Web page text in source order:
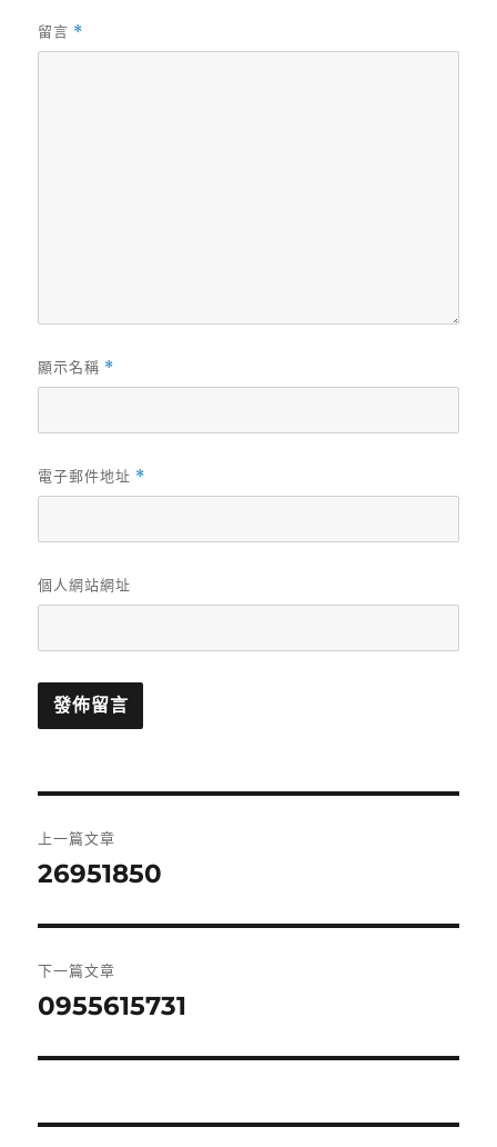
留言 *
顯示名稱 *
電子郵件地址 *
個人網站網址
章
覽
上一篇文章
上
篇
文
章:
26951850
下一篇文章
下
篇
章:
0955615731